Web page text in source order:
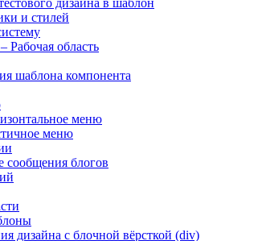
дизайна в шаблон
и стилей
область
шаблона компонента
меню
меню
блогов
дизайна с блочной вёрсткой (div)